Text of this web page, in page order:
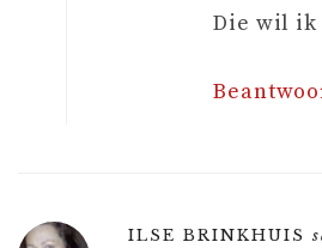
Die wil ik
ILSE BRINKHUIS